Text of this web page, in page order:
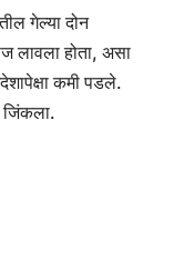
गेल्या दोन
लावला होता, असा
कमी पडले.
जिंकला.